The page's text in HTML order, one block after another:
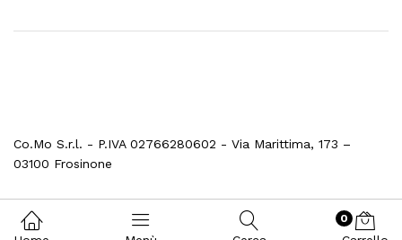
Co.Mo S.r.l. - P.IVA 02766280602 - Via Marittima, 173 –
03100 Frosinone
0